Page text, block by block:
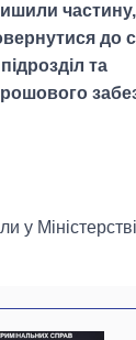
до
та
у